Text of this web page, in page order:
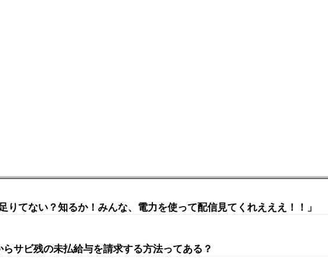
りてない？知るか！みんな、電力を使って配信見てくれえええ！！」
サビ残の未払給与を請求する方法ってある？